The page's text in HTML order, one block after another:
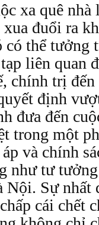
xa quê nhà
xua đuổi ra
có thể tưởng
liên quan
chính trị
định
đưa đến
trong một
và chính
như tư
Nội. Sự nhất
cái chết